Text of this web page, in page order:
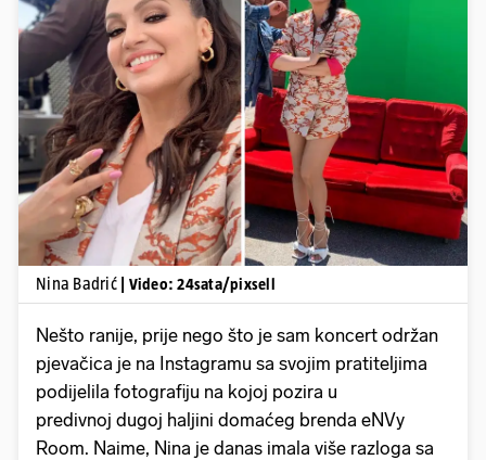
Pokretanje videa...
Nina Badrić | Video: 24sata/pixsell
Nešto ranije, prije nego što je sam koncert održan
pjevačica je na Instagramu sa svojim pratiteljima
podijelila fotografiju na kojoj pozira u
predivnoj dugoj haljini domaćeg brenda eNVy
Room. Naime, Nina je danas imala više razloga sa